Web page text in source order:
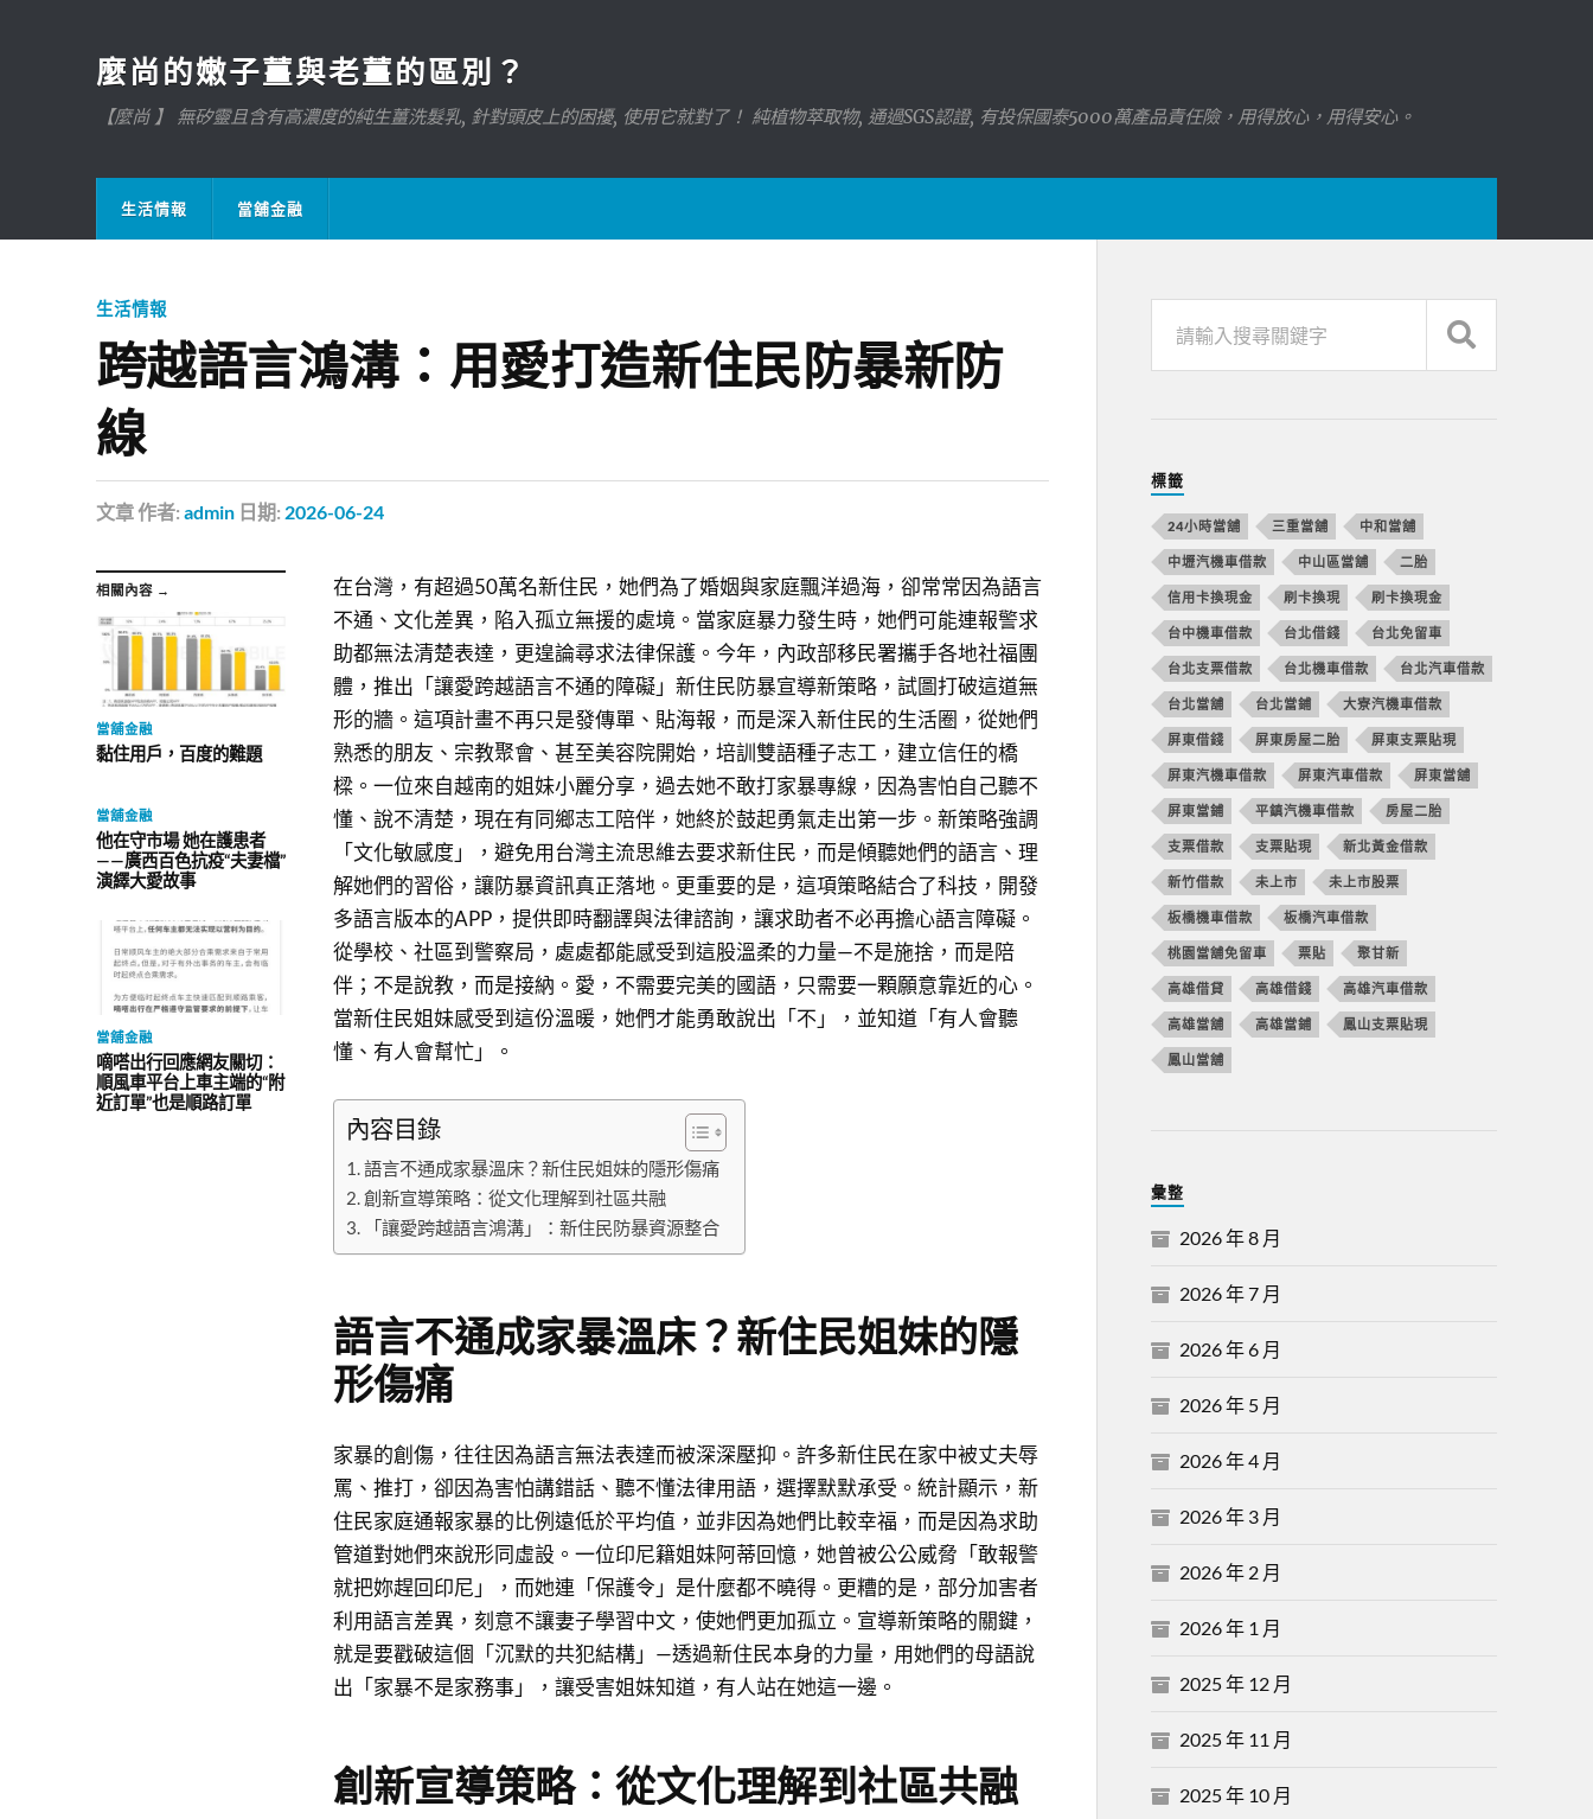
麼尚的嫩子薑與老薑的區別？
【麼尚 】 無矽靈且含有高濃度的純生薑洗髮乳, 針對頭皮上的困擾, 使用它就對了！ 純植物萃取物, 通過SGS認證, 有投保國泰5000萬產品責任險，用得放心，用得安心。
生活情報 當舖金融
生活情報
跨越語言鴻溝：用愛打造新住民防暴新防
線
文章作者: admin 日期: 2026-06-24
相關內容 →
當舖金融
黏住用戶，百度的難題
當舖金融
他在守市場 她在護患者
——廣西百色抗疫“夫妻檔”
演繹大愛故事
當舖金融
嘀嗒出行回應網友關切：
順風車平台上車主端的“附
近訂單”也是順路訂單
在台灣，有超過50萬名新住民，她們為了婚姻與家庭飄洋過海，卻常常因為語言
不通、文化差異，陷入孤立無援的處境。當家庭暴力發生時，她們可能連報警求
助都無法清楚表達，更遑論尋求法律保護。今年，內政部移民署攜手各地社福團
體，推出「讓愛跨越語言不通的障礙」新住民防暴宣導新策略，試圖打破這道無
形的牆。這項計畫不再只是發傳單、貼海報，而是深入新住民的生活圈，從她們
熟悉的朋友、宗教聚會、甚至美容院開始，培訓雙語種子志工，建立信任的橋
樑。一位來自越南的姐妹小麗分享，過去她不敢打家暴專線，因為害怕自己聽不
懂、說不清楚，現在有同鄉志工陪伴，她終於鼓起勇氣走出第一步。新策略強調
「文化敏感度」，避免用台灣主流思維去要求新住民，而是傾聽她們的語言、理
解她們的習俗，讓防暴資訊真正落地。更重要的是，這項策略結合了科技，開發
多語言版本的APP，提供即時翻譯與法律諮詢，讓求助者不必再擔心語言障礙。
從學校、社區到警察局，處處都能感受到這股溫柔的力量—不是施捨，而是陪
伴；不是說教，而是接納。愛，不需要完美的國語，只需要一顆願意靠近的心。
當新住民姐妹感受到這份溫暖，她們才能勇敢說出「不」，並知道「有人會聽
懂、有人會幫忙」。
內容目錄
語言不通成家暴溫床？新住民姐妹的隱形傷痛
創新宣導策略：從文化理解到社區共融
「讓愛跨越語言鴻溝」：新住民防暴資源整合
語言不通成家暴溫床？新住民姐妹的隱
形傷痛
家暴的創傷，往往因為語言無法表達而被深深壓抑。許多新住民在家中被丈夫辱
罵、推打，卻因為害怕講錯話、聽不懂法律用語，選擇默默承受。統計顯示，新
住民家庭通報家暴的比例遠低於平均值，並非因為她們比較幸福，而是因為求助
管道對她們來說形同虛設。一位印尼籍姐妹阿蒂回憶，她曾被公公威脅「敢報警
就把妳趕回印尼」，而她連「保護令」是什麼都不曉得。更糟的是，部分加害者
利用語言差異，刻意不讓妻子學習中文，使她們更加孤立。宣導新策略的關鍵，
就是要戳破這個「沉默的共犯結構」—透過新住民本身的力量，用她們的母語說
出「家暴不是家務事」，讓受害姐妹知道，有人站在她這一邊。
創新宣導策略：從文化理解到社區共融
標籤
24小時當舖 三重當舖 中和當舖
中壢汽機車借款 中山區當舖 二胎
信用卡換現金 刷卡換現 刷卡換現金
台中機車借款 台北借錢 台北免留車
台北支票借款 台北機車借款 台北汽車借款
台北當舖 台北當鋪 大寮汽機車借款
屏東借錢 屏東房屋二胎 屏東支票貼現
屏東汽機車借款 屏東汽車借款 屏東當舖
屏東當鋪 平鎮汽機車借款 房屋二胎
支票借款 支票貼現 新北黃金借款
新竹借款 未上市 未上市股票
板橋機車借款 板橋汽車借款
桃園當舖免留車 票貼 聚甘新
高雄借貸 高雄借錢 高雄汽車借款
高雄當舖 高雄當鋪 鳳山支票貼現
鳳山當舖
彙整
2026 年 8 月
2026 年 7 月
2026 年 6 月
2026 年 5 月
2026 年 4 月
2026 年 3 月
2026 年 2 月
2026 年 1 月
2025 年 12 月
2025 年 11 月
2025 年 10 月